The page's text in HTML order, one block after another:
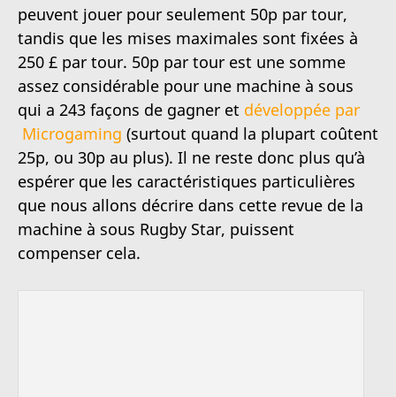
peuvent jouer pour seulement 50p par tour,
tandis que les mises maximales sont fixées à
250 £ par tour. 50p par tour est une somme
assez considérable pour une machine à sous
qui a 243 façons de gagner et développée par
Microgaming (surtout quand la plupart coûtent
25p, ou 30p au plus). Il ne reste donc plus qu’à
espérer que les caractéristiques particulières
que nous allons décrire dans cette revue de la
machine à sous Rugby Star, puissent
compenser cela.